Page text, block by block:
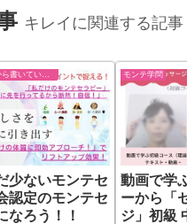
キレイに関連する記事
ocnでオープンから書いていた過去ブログ
少ないモンテセ
認定のモンテセ
なろう！！
モンテ学問
動画で学
ーから「
ジ」初級